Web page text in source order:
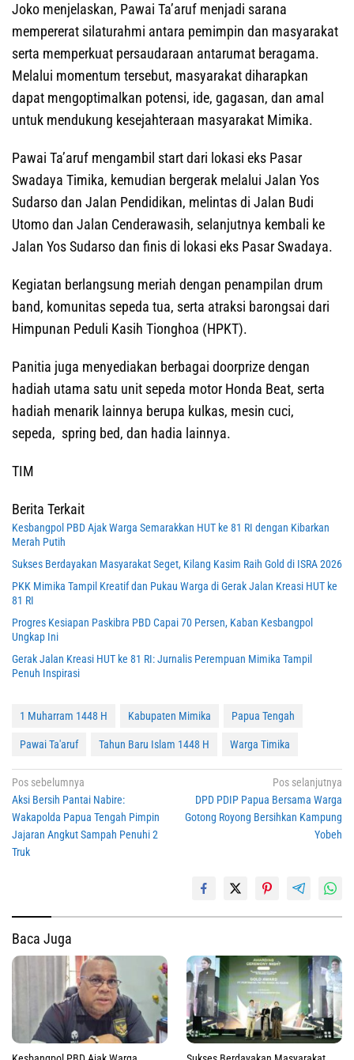
Joko menjelaskan, Pawai Ta’aruf menjadi sarana
mempererat silaturahmi antara pemimpin dan masyarakat
serta memperkuat persaudaraan antarumat beragama.
Melalui momentum tersebut, masyarakat diharapkan
dapat mengoptimalkan potensi, ide, gagasan, dan amal
untuk mendukung kesejahteraan masyarakat Mimika.
Pawai Ta’aruf mengambil start dari lokasi eks Pasar
Swadaya Timika, kemudian bergerak melalui Jalan Yos
Sudarso dan Jalan Pendidikan, melintas di Jalan Budi
Utomo dan Jalan Cenderawasih, selanjutnya kembali ke
Jalan Yos Sudarso dan finis di lokasi eks Pasar Swadaya.
Kegiatan berlangsung meriah dengan penampilan drum
band, komunitas sepeda tua, serta atraksi barongsai dari
Himpunan Peduli Kasih Tionghoa (HPKT).
Panitia juga menyediakan berbagai doorprize dengan
hadiah utama satu unit sepeda motor Honda Beat, serta
hadiah menarik lainnya berupa kulkas, mesin cuci,
sepeda, spring bed, dan hadia lainnya.
TIM
Berita Terkait
Kesbangpol PBD Ajak Warga Semarakkan HUT ke 81 RI dengan Kibarkan
Merah Putih
Sukses Berdayakan Masyarakat Seget, Kilang Kasim Raih Gold di ISRA 2026
PKK Mimika Tampil Kreatif dan Pukau Warga di Gerak Jalan Kreasi HUT ke
81 RI
Progres Kesiapan Paskibra PBD Capai 70 Persen, Kaban Kesbangpol
Ungkap Ini
Gerak Jalan Kreasi HUT ke 81 RI: Jurnalis Perempuan Mimika Tampil
Penuh Inspirasi
1 Muharram 1448 H Kabupaten Mimika Papua Tengah
Pawai Ta'aruf Tahun Baru Islam 1448 H Warga Timika
Navigasi
pos
Pos sebelumnya
Aksi Bersih Pantai Nabire:
Wakapolda Papua Tengah Pimpin
Jajaran Angkut Sampah Penuhi 2
Truk
Pos selanjutnya
DPD PDIP Papua Bersama Warga
Gotong Royong Bersihkan Kampung
Yobeh
Baca Juga